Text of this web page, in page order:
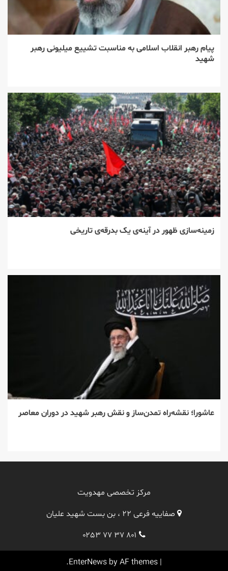
پیام رهبر انقلاب اسلامی به مناسبت تشییع میلیونی رهبر
شهید
زمینه‌سازی ظهور در آینه‌ی یک بدرقه‌ی تاریخی
عاشورا؛ نقشه‌راه تمدن‌ساز و نقش رهبر شهید در دوران معاصر
مرکز تخصصی مهدویت
صفاییه فرعی ۲۲ ، بن بست شهید علیان
۰۲۵۳ ۷۷ ۳۷ ۸۰۱
|
EnterNews by AF themes.